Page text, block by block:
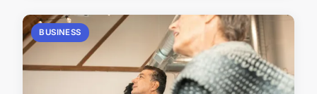
BUSINESS